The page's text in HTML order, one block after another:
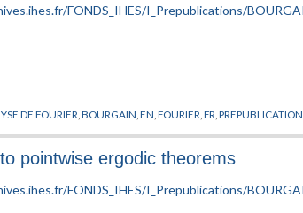
DE FOURIER ,BOURGAIN ,EN ,FOURIER ,FR ,PREPUBLICATION
pointwise ergodic theorems